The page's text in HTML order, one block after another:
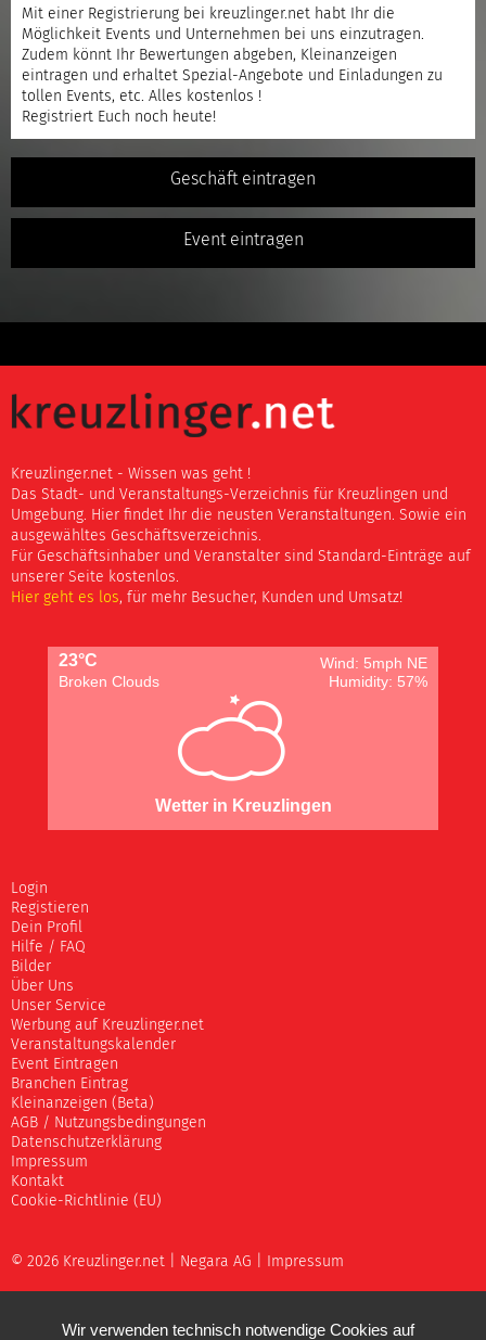
Mit einer Registrierung bei kreuzlinger.net habt Ihr die
Möglichkeit Events und Unternehmen bei uns einzutragen.
Zudem könnt Ihr Bewertungen abgeben, Kleinanzeigen
eintragen und erhaltet Spezial-Angebote und Einladungen zu
tollen Events, etc. Alles kostenlos !
Registriert Euch noch heute!
Geschäft eintragen
Event eintragen
Kreuzlinger.net - Wissen was geht !
Das Stadt- und Veranstaltungs-Verzeichnis für Kreuzlingen und
Umgebung. Hier findet Ihr die neusten Veranstaltungen. Sowie ein
ausgewähltes Geschäftsverzeichnis.
Für Geschäftsinhaber und Veranstalter sind Standard-Einträge auf
unserer Seite kostenlos.
Hier geht es los, für mehr Besucher, Kunden und Umsatz!
23°C
Wind: 5mph NE
Broken Clouds
Humidity: 57%
Wetter in Kreuzlingen
Login
Registieren
Dein Profil
Hilfe / FAQ
Bilder
Über Uns
Unser Service
Werbung auf Kreuzlinger.net
Veranstaltungskalender
Event Eintragen
Branchen Eintrag
Kleinanzeigen (Beta)
AGB / Nutzungsbedingungen
Datenschutzerklärung
Impressum
Kontakt
Cookie-Richtlinie (EU)
© 2026 Kreuzlinger.net | Negara AG Impressum
Wir verwenden technisch notwendige Cookies auf